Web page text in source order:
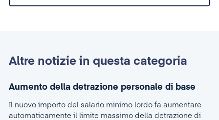
Altre notizie in questa categoria
Aumento della detrazione personale di base
Il nuovo importo del salario minimo lordo fa aumentare
automaticamente il limite massimo della detrazione di